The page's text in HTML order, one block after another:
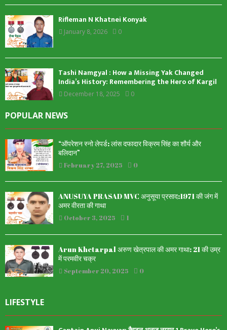
Rifleman N Khatnei Konyak
January 8, 2026 0
Tashi Namgyal : How a Missing Yak Changed
India’s History: Remembering the Hero of Kargil
December 18, 2025 0
POPULAR NEWS
“ऑपरेशन स्नो लेपर्ड: लांस दफादार विक्रम सिंह का शौर्य और
बलिदान”
February 27, 2025 0
ANUSUYA PRASAD MVC अनुसूया प्रसाद:1971 की जंग में
अमर वीरता की गाथा
October 3, 2025 1
Arun Khetarpal अरुण खेत्रपाल की अमर गाथा: 21 की उम्र
में परमवीर चक्र
September 20, 2025 0
LIFESTYLE